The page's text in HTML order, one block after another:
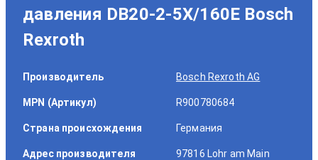
давления DB20-2-5X/160E Bosch
Rexroth
Производитель Bosch Rexroth AG
MPN (Артикул) R900780684
Страна происхождения Германия
Адрес производителя 97816 Lohr am Main